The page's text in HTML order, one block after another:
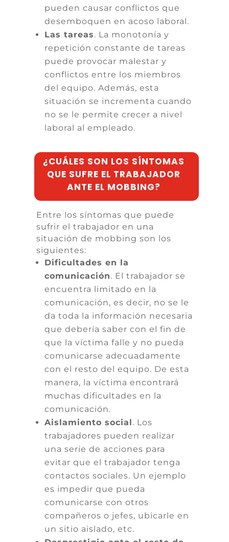
pueden causar conflictos que
desemboquen en acoso laboral.
Las tareas. La monotonía y
repetición constante de tareas
puede provocar malestar y
conflictos entre los miembros
del equipo. Además, esta
situación se incrementa cuando
no se le permite crecer a nivel
laboral al empleado.
¿CUÁLES SON LOS SÍNTOMAS
QUE SUFRE EL TRABAJADOR
ANTE EL MOBBING?
Entre los síntomas que puede
sufrir el trabajador en una
situación de mobbing son los
siguientes:
Dificultades en la
comunicación. El trabajador se
encuentra limitado en la
comunicación, es decir, no se le
da toda la información necesaria
que debería saber con el fin de
que la víctima falle y no pueda
comunicarse adecuadamente
con el resto del equipo. De esta
manera, la víctima encontrará
muchas dificultades en la
comunicación.
Aislamiento social. Los
trabajadores pueden realizar
una serie de acciones para
evitar que el trabajador tenga
contactos sociales. Un ejemplo
es impedir que pueda
comunicarse con otros
compañeros o jefes, ubicarle en
un sitio aislado, etc.